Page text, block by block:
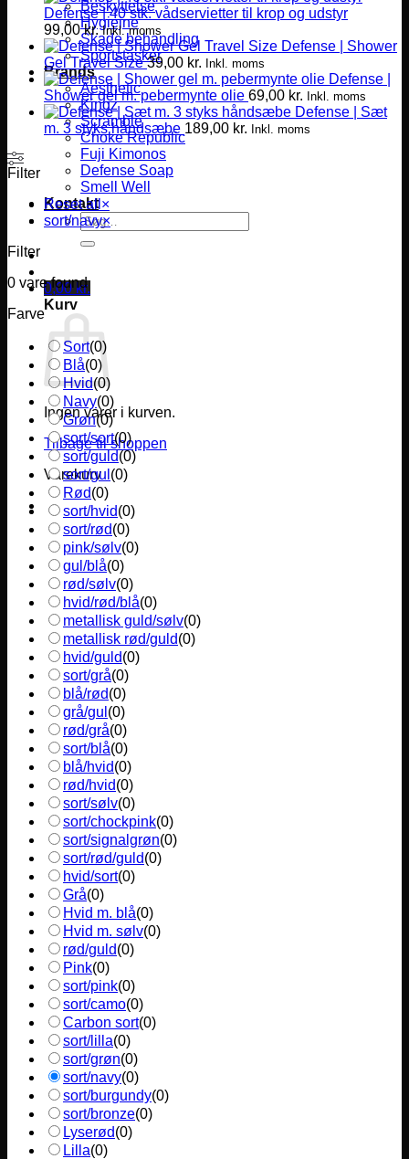
Beskyttelse
Hygiejne
Skade behandling
Sportstasker
Brands
Aesthetic
Kingz
Scramble
Choke Republic
Fuji Kimonos
Defense Soap
Smell Well
Kontakt
Søg
efter:
0,00 kr.
Kurv
Ingen varer i kurven.
Tilbage til shoppen
Varekurv
Defense | 40 stk. vådservietter til krop og udstyr
99,00kr. Inkl. moms
Defense | Shower
Gel Travel Size 39,00 kr. Inkl. moms
Defense |
Shower gel m. pebermynte olie 69,00 kr. Inkl. moms
Defense | Sæt
m. 3 styks håndsæbe 189,00 kr. Inkl. moms
Filter
Reset all ×
sort/navy×
Filter
0 vare found
Farve
Sort(0)
Blå(0)
Hvid(0)
Navy(0)
Grøn(0)
sort/sort(0)
sort/guld(0)
sort/gul (0)
Rød(0)
sort/hvid(0)
sort/rød(0)
pink/sølv(0)
gul/blå(0)
rød/sølv(0)
hvid/rød/blå(0)
metallisk guld/sølv(0)
metallisk rød/guld(0)
hvid/guld(0)
sort/grå(0)
blå/rød(0)
grå/gul (0)
rød/grå(0)
sort/blå(0)
blå/hvid(0)
rød/hvid(0)
sort/sølv(0)
sort/chockpink(0)
sort/signalgrøn(0)
sort/rød/guld(0)
hvid/sort(0)
Grå(0)
Hvid m. blå(0)
Hvid m. sølv(0)
rød/guld(0)
Pink(0)
sort/pink(0)
sort/camo(0)
Carbon sort(0)
sort/lilla(0)
sort/grøn(0)
sort/navy(0)
sort/burgundy(0)
sort/bronze(0)
Lyserød(0)
Lilla(0)